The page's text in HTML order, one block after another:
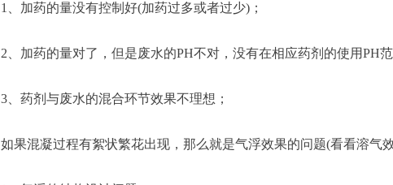
1、加药的量没有控制好(加药过多或者过少)；
2、加药的量对了，但是废水的PH不对，没有在相应药剂的使用PH
3、药剂与废水的混合环节效果不理想；
如果混凝过程有絮状繁花出现，那么就是气浮效果的问题(看看溶气